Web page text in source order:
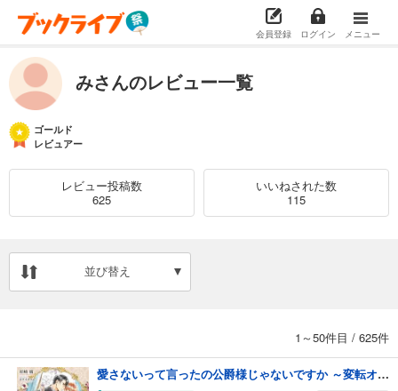
会員登録 ログイン メニュー
みさんのレビュー一覧
ゴールド
レビュアー
レビュー投稿数
625
いいねされた数
115
並び替え
1～50件目 / 625件
愛さないって言ったの公爵様じゃないですか ～変転オメガの予期せぬ契約結婚～ 【電子限定おまけ付き＆イラスト収録】